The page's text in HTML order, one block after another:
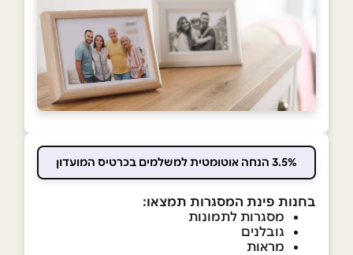
3.5% הנחה אוטומטית למשלמים בכרטיס המועדון
בחנות פינת המסגרות תמצאו:
מסגרות לתמונות
גובלנים
מראות